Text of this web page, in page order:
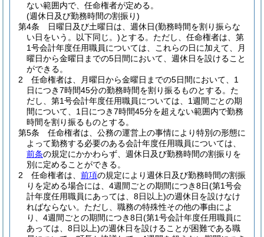
ない範囲内で、任命権者が定める。
(週休日及び勤務時間の割振り)
第4条
日曜日及び土曜日は、週休日(勤務時間を割り振らな
い日をいう。以下同じ。)とする。 ただし、任命権者は、第
1号会計年度任用職員については、これらの日に加えて、月
曜日から金曜日までの5日間において、週休日を設けること
ができる。
2
任命権者は、月曜日から金曜日までの5日間において、1
日につき7時間45分の勤務時間を割り振るものとする。 た
だし、第1号会計年度任用職員については、1週間ごとの期
間について、1日につき7時間45分を超えない範囲内で勤務
時間を割り振るものとする。
第5条
任命権者は、公務の運営上の事情により特別の形態に
よって勤務する必要のある会計年度任用職員については、
前条の規定にかかわらず、週休日及び勤務時間の割振りを
別に定めることができる。
2
任命権者は、 前項の規定により週休日及び勤務時間の割振
りを定める場合には、4週間ごとの期間につき8日(第1号会
計年度任用職員にあっては、8日以上)の週休日を設けなけ
ればならない。 ただし、職務の特殊性その他の事由によ
り、4週間ごとの期間につき8日(第1号会計年度任用職員に
あっては、8日以上)の週休日を設けることが困難である職